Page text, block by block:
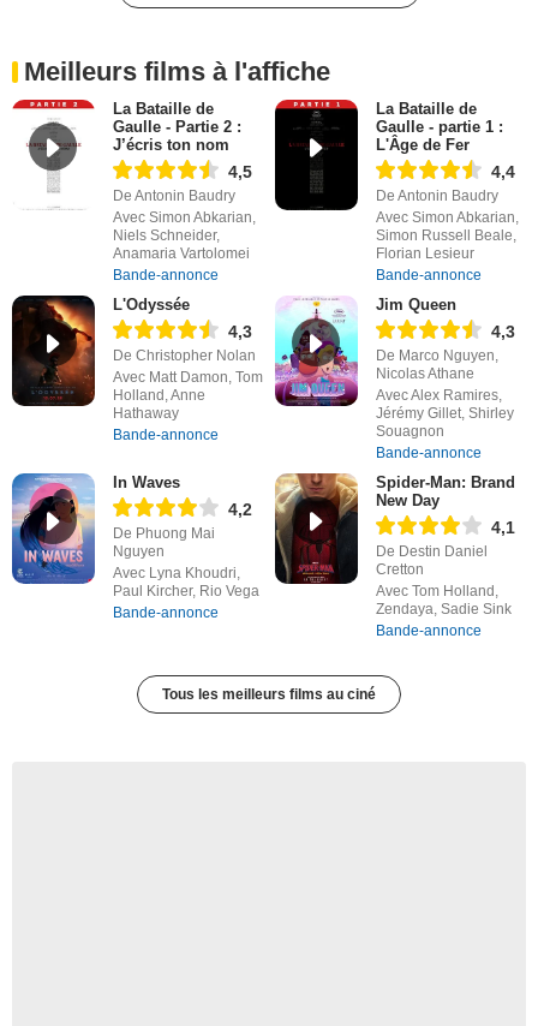
Meilleurs films à l'affiche
La Bataille de
Gaulle - Partie 2 :
J’écris ton nom
4,5
De Antonin Baudry
Avec Simon Abkarian,
Niels Schneider,
Anamaria Vartolomei
Bande-annonce
La Bataille de
Gaulle - partie 1 :
L'Âge de Fer
4,4
De Antonin Baudry
Avec Simon Abkarian,
Simon Russell Beale,
Florian Lesieur
Bande-annonce
L'Odyssée
4,3
De Christopher Nolan
Avec Matt Damon, Tom
Holland, Anne
Hathaway
Bande-annonce
Jim Queen
4,3
De Marco Nguyen,
Nicolas Athane
Avec Alex Ramires,
Jérémy Gillet, Shirley
Souagnon
Bande-annonce
In Waves
4,2
De Phuong Mai
Nguyen
Avec Lyna Khoudri,
Paul Kircher, Rio Vega
Bande-annonce
Spider-Man: Brand
New Day
4,1
De Destin Daniel
Cretton
Avec Tom Holland,
Zendaya, Sadie Sink
Bande-annonce
Tous les meilleurs films au ciné